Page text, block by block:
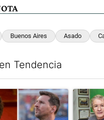
Buenos Aires Asado
Tendencia
de tendencia con el título
Un